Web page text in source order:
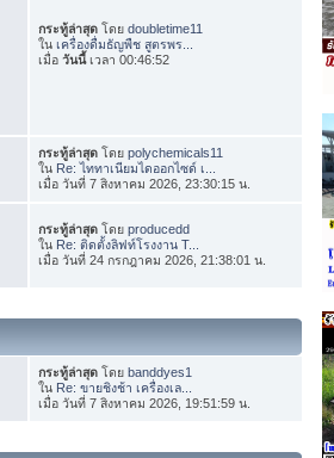
กระทู้ล่าสุด โดยdoubletime11
ในเครื่องดื่มธัญพืช สูตรพร...
เมื่อวันนี้เวลา 00:46:52
กระทู้ล่าสุด โดยpolychemicals11
ใน Re: ไททาเนียมไดออกไซด์ เ...
เมื่อ วันที่ 7 สิงหาคม 2026, 23:30:15 น.
กระทู้ล่าสุด โดยproducedd
ใน Re: ติดตั้งลิฟท์โรงงาน T...
เมื่อ วันที่ 24 กรกฎาคม 2026, 21:38:01 น.
กระทู้ล่าสุด โดยbanddyes1
ใน Re: ขายชิงช้า เครื่องเล...
เมื่อ วันที่ 7 สิงหาคม 2026, 19:51:59 น.